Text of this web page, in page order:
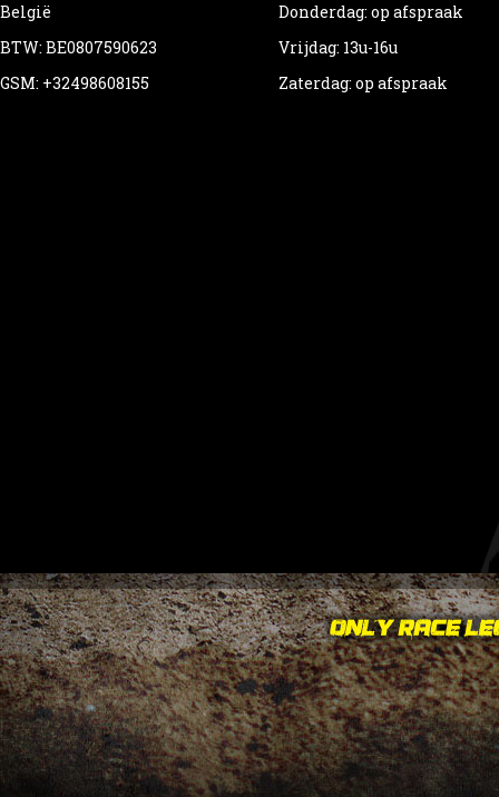
België
BTW: BE0807590623
GSM: +32498608155
Donderdag: op afspraak
Vrijdag: 13u-16u
Zaterdag: op afspraak